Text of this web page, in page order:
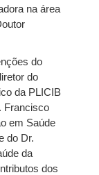
na área
do
do
da PLICIB
Francisco
em Saúde
do Dr.
da
dos